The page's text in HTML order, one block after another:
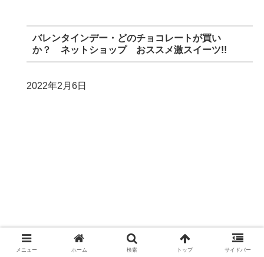
バレンタインデー・どのチョコレートが買い
か？ ネットショップ おススメ激スイーツ!!
2022年2月6日
メニュー ホーム 検索 トップ サイドバー